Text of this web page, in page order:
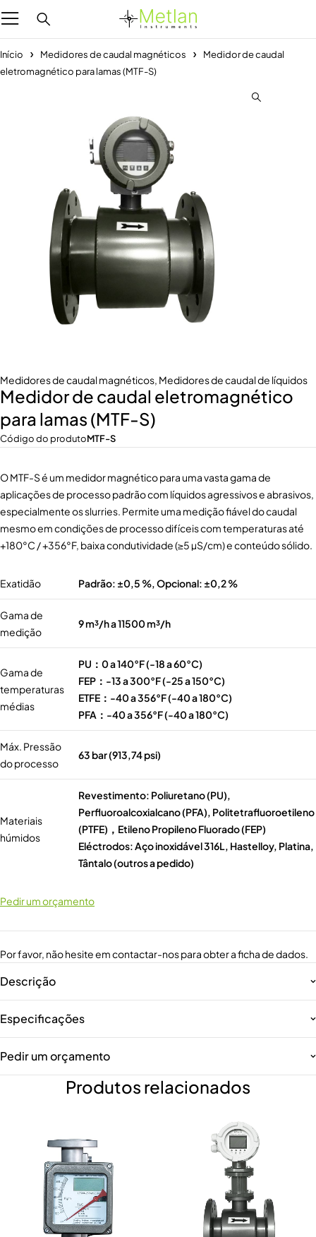
Início Medidores de caudal magnéticos
Medidor de caudal
eletromagnético para lamas (MTF-S)
Medidores de caudal magnéticos, Medidores de caudal de líquidos
Medidor de caudal eletromagnético
para lamas (MTF-S)
Código do produtoMTF-S
O MTF-S é um medidor magnético para uma vasta gama de
aplicações de processo padrão com líquidos agressivos e abrasivos,
especialmente os slurries. Permite uma medição fiável do caudal
mesmo em condições de processo difíceis com temperaturas até
+180°C / +356°F, baixa condutividade (≥5 µS/cm) e conteúdo sólido.
Exatidão Padrão: ±0,5 %, Opcional: ±0,2 %
Gama de
medição
9 m³/h a 11500 m³/h
Gama de
temperaturas
médias
PU：0 a 140°F (-18 a 60°C)
FEP：-13 a 300°F (-25 a 150°C)
ETFE：-40 a 356°F (-40 a 180°C)
PFA：-40 a 356°F (-40 a 180°C)
Máx. Pressão
do processo
63 bar (913,74 psi)
Materiais
húmidos
Revestimento: Poliuretano (PU),
Perfluoroalcoxialcano (PFA), Politetrafluoroetileno
(PTFE)，Etileno Propileno Fluorado (FEP)
Eléctrodos: Aço inoxidável 316L, Hastelloy, Platina,
Tântalo (outros a pedido)
Pedir um orçamento
Por favor, não hesite em contactar-nos para obter a ficha de dados.
Descrição
Especificações
Pedir um orçamento
Produtos relacionados